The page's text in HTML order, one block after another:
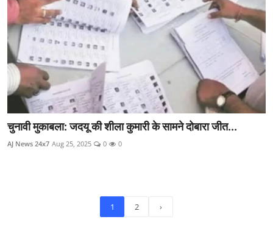
चुनावी मुकाबला: जदयू की शीला कुमारी के सामने दोबारा जीत...
AJ News 24x7 Aug 25, 2025 0 0
1 2 ›